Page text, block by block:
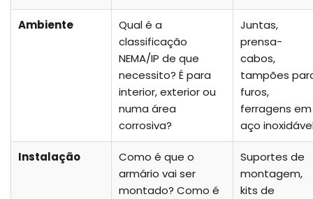
Ambiente
Qual é a
classificação
NEMA/IP de que
necessito? É para
interior, exterior ou
numa área
corrosiva?
Juntas,
prensa-
cabos,
tampões
furos,
ferragens em
aço
Instalação
Como é que o
armário vai ser
montado? Como é
Suportes de
montagem,
kits de